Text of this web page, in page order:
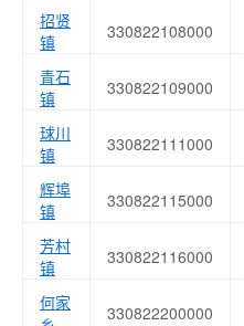
招贤
镇
330822108000
青石
镇
330822109000
球川
镇
330822111000
辉埠
镇
330822115000
芳村
镇
330822116000
何家
330822200000